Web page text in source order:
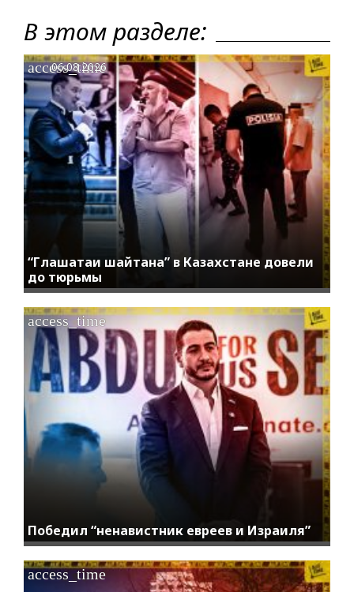
В этом разделе:
“Глашатаи шайтана” в Казахстане довели
до тюрьмы
access_time
06.08.2026
Победил “ненавистник евреев и Израиля”
access_time
access_time